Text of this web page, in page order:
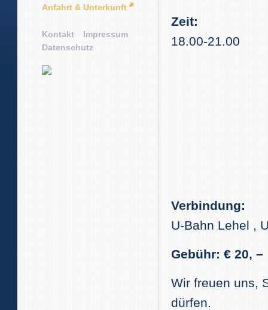
Anfahrt & Unterkunft
Kontakt
Impressum
Datenschutz
Zeit:
18.00-21.00
Verbindung:
U-Bahn Lehel ,
Gebühr: € 20, –
Wir freuen uns,
dürfen.